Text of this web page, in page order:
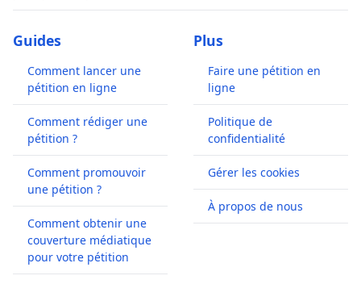
Guides
Comment lancer une
pétition en ligne
Comment rédiger une
pétition ?
Comment promouvoir
une pétition ?
Comment obtenir une
couverture médiatique
pour votre pétition
Plus
Faire une pétition en
ligne
Politique de
confidentialité
Gérer les cookies
À propos de nous